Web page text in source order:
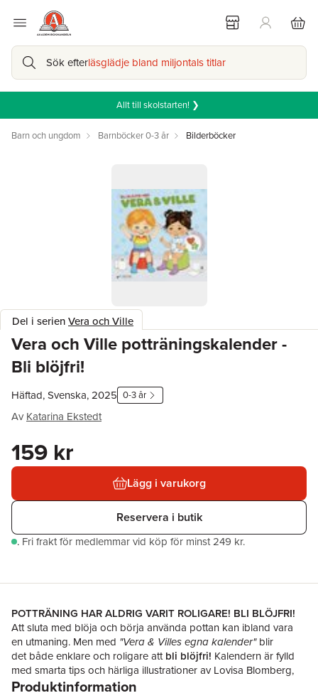
Sök efterläsglädje bland miljontals titlar
Allt till skolstarten! ❯
Barn och ungdom Barnböcker 0-3 år Bilderböcker
Del i serienVera och Ville
Vera och Ville potträningskalender -
Bli blöjfri!
Häftad, Svenska, 2025 0-3 år
Av Katarina Ekstedt
159 kr
Lägg i varukorg
Reservera i butik
. Fri frakt för medlemmar vid köp för minst 249 kr.
POTTRÄNING HAR ALDRIG VARIT ROLIGARE! BLI BLÖJFRI!
Att sluta med blöja och börja använda pottan kan ibland vara
en utmaning. Men med "Vera & Villes egna kalender"blir
det både enklare och roligare attbli blöjfri! Kalendern är fylld
med smarta tips och härliga illustrationer av Lovisa Blomberg,
och självklart kommer det med massor av roliga kiss-
Produktinformation